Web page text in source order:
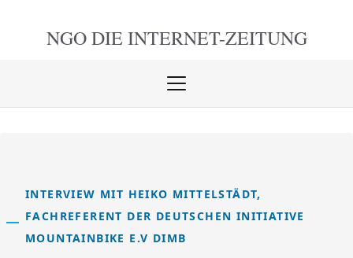
NGO DIE INTERNET-ZEITUNG
Menü
INTERVIEW MIT HEIKO MITTELSTÄDT,
FACHREFERENT DER DEUTSCHEN INITIATIVE
MOUNTAINBIKE E.V DIMB